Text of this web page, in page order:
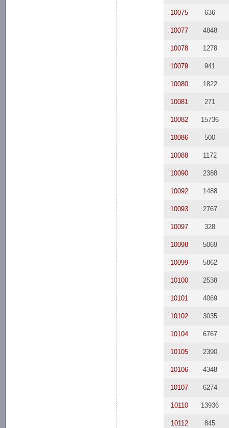
10075 636
10077 4848
10078 1278
10079 941
10080 1822
10081 271
10082 15736
10086 500
10088 1172
10090 2388
10092 1488
10093 2767
10097 328
10098 5069
10099 5862
10100 2538
10101 4069
10102 3035
10104 6767
10105 2390
10106 4348
10107 6274
10110 13936
10112 845